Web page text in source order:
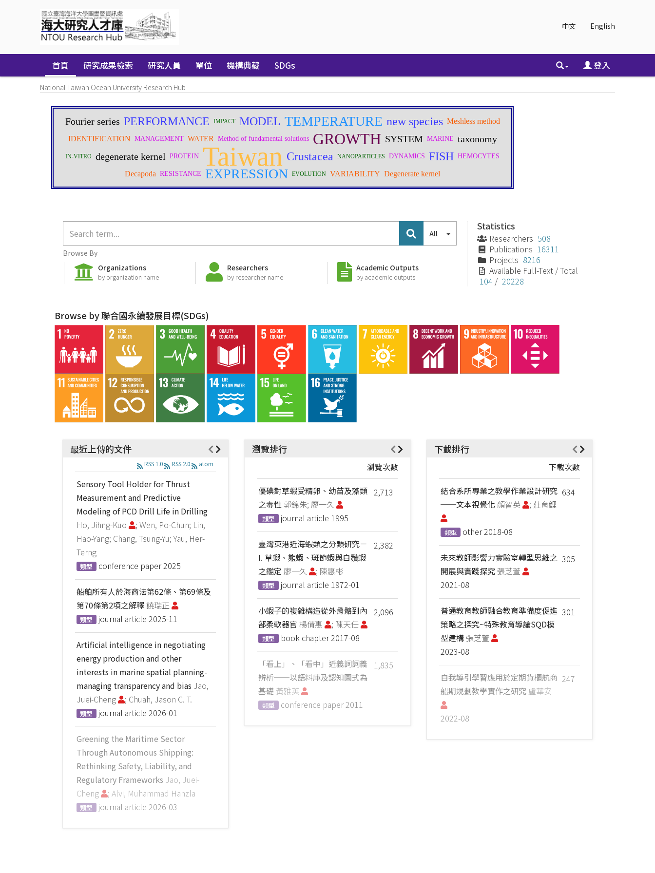
中文 English
首頁 研究成果檢索 研究人員 單位 機構典藏 SDGs 登入
National Taiwan Ocean University Research Hub
All
Browse By
Organizations
by organization name
Researchers
by researcher name
Academic Outputs
by academic outputs
Statistics
Researchers 508
Publications 16311
Projects 8216
Available Full-Text / Total
104 / 20228
Browse by 聯合國永續發展目標(SDGs)
最近上傳的文件
RSS 1.0 RSS 2.0 atom
Sensory Tool Holder for Thrust
Measurement and Predictive
Modeling of PCD Drill Life in Drilling
Ho, Jihng-Kuo
; Wen, Po-Chun; Lin,
Hao-Yang; Chang, Tsung-Yu; Yau, Her-
Terng
類型 conference paper2025
船舶所有人於海商法第62條、第69條及
第70條第2項之解釋饒瑞正
類型 journal article 2025-11
Artificial intelligence in negotiating
energy production and other
interests in marine spatial planning-
managing transparency and bias Jao,
Juei-Cheng
; Chuah, Jason C. T.
類型 journal article 2026-01
Greening the Maritime Sector
Through Autonomous Shipping:
Rethinking Safety, Liability, and
Regulatory Frameworks Jao, Juei-
Cheng
; Alvi, Muhammad Hanzla
類型 journal article 2026-03
瀏覽排行
瀏覽次數
2,713
優碘對草蝦受精卵、幼苗及藻類
之毒性郭錦朱; 廖一久
類型 journal article 1995
2,382
臺灣東港近海蝦類之分類研究－
I. 草蝦、熊蝦、斑節蝦與白鬚蝦
之鑑定 廖一久 ; 陳惠彬
類型 journal article 1972-01
2,096
小蝦子的複雜構造從外骨骼到內
部柔軟器官 楊倩惠 ; 陳天任
類型 book chapter2017-08
1,835
「看上」、「看中」近義詞詞義
辨析──以語料庫及認知圖式為
基礎 黃雅英
類型 conference paper2011
下載排行
下載次數
634
結合系所專業之教學作業設計研究
──文本視覺化 顏智英 ; 莊育鲤
類型 other2018-08
305
未來教師影響力實驗室轉型思維之
開展與實踐探究 張芝萱
2021-08
301
普通教育教師融合教育準備度促進
策略之探究~特殊教育導論SQD模
型建構 張芝萱
2023-08
247
自我導引學習應用於定期貨櫃航商
船期規劃教學實作之研究 盧華安
2022-08